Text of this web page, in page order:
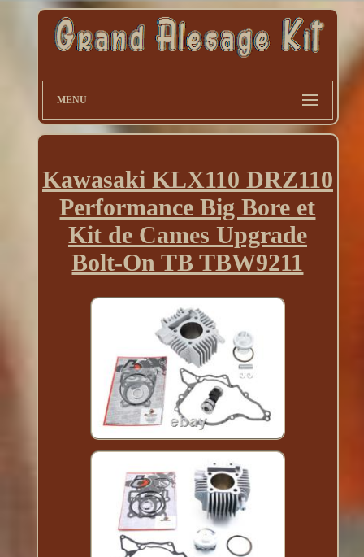
MENU
Kawasaki KLX110 DRZ110
Performance Big Bore et
Kit de Cames Upgrade
Bolt-On TB TBW9211